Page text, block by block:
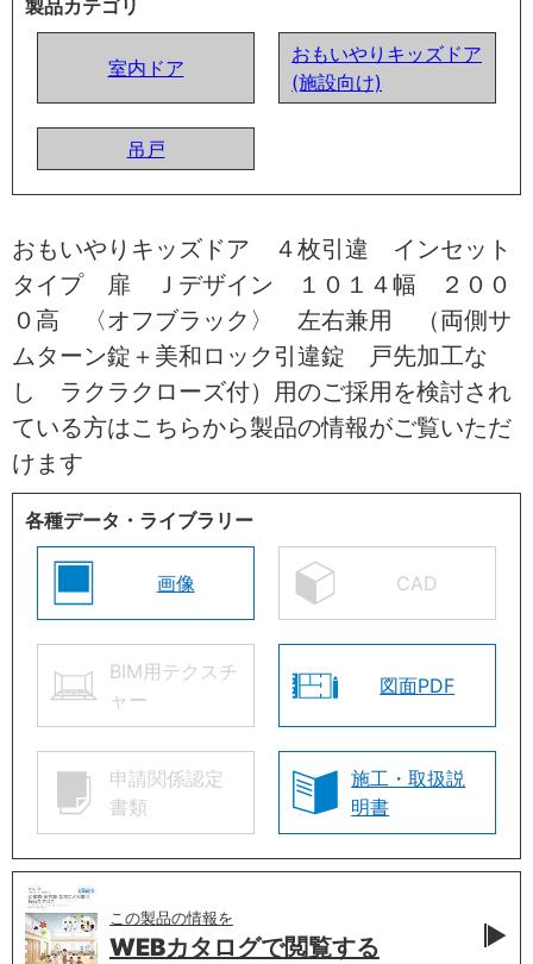
製品カテゴリ
室内ドア
おもいやりキッズドア
(施設向け)
吊戸
おもいやりキッズドア ４枚引違 インセット
タイプ 扉 Ｊデザイン １０１４幅 ２００
０高 〈オフブラック〉 左右兼用 （両側サ
ムターン錠＋美和ロック引違錠 戸先加工な
し ラクラクローズ付）用のご採用を検討され
ている方はこちらから製品の情報がご覧いただ
けます
各種データ・ライブラリー
画像 CAD
BIM用テクスチ
ャー
図面PDF
申請関係認定
書類
施工・取扱説
明書
この製品の情報を
WEBカタログで閲覧する